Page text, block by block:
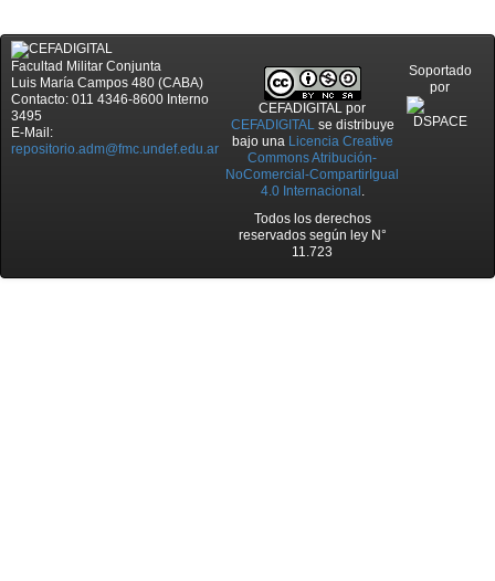
Facultad Militar Conjunta
Luis María Campos 480 (CABA)
Contacto: 011 4346-8600 Interno
3495
E-Mail:
repositorio.adm@fmc.undef.edu.ar
CEFADIGITAL por
CEFADIGITALse distribuye
bajo una Licencia Creative
Commons Atribución-
NoComercial-CompartirIgual
4.0 Internacional .
Todos los derechos
reservados según ley N°
11.723
Soportado
por